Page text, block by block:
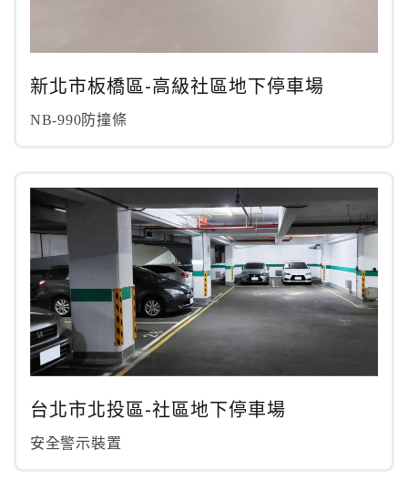
新北市板橋區-高級社區地下停車場
NB-990防撞條
台北市北投區-社區地下停車場
安全警示裝置